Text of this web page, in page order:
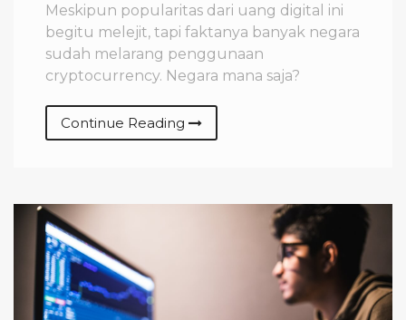
Meskipun popularitas dari uang digital ini
begitu melejit, tapi faktanya banyak negara
sudah melarang penggunaan
cryptocurrency. Negara mana saja?
Continue Reading